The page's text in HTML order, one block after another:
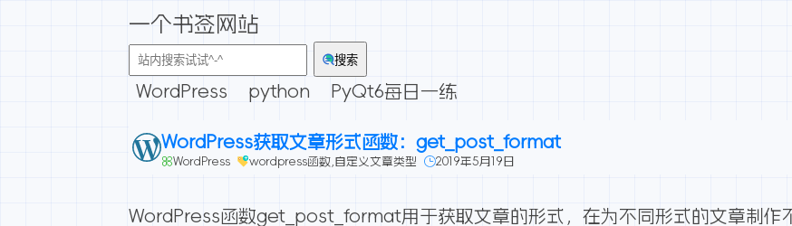
一个书签网站
搜索
WordPress python PyQt6每日一练
WordPress获取文章形式函数：get_post_format
WordPress wordpress函数 自定义文章类型 2019年5月19日
WordPress函数get_post_format用于获取文章的形式，在为不同形式的文章制作